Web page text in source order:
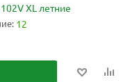
XL летние
12